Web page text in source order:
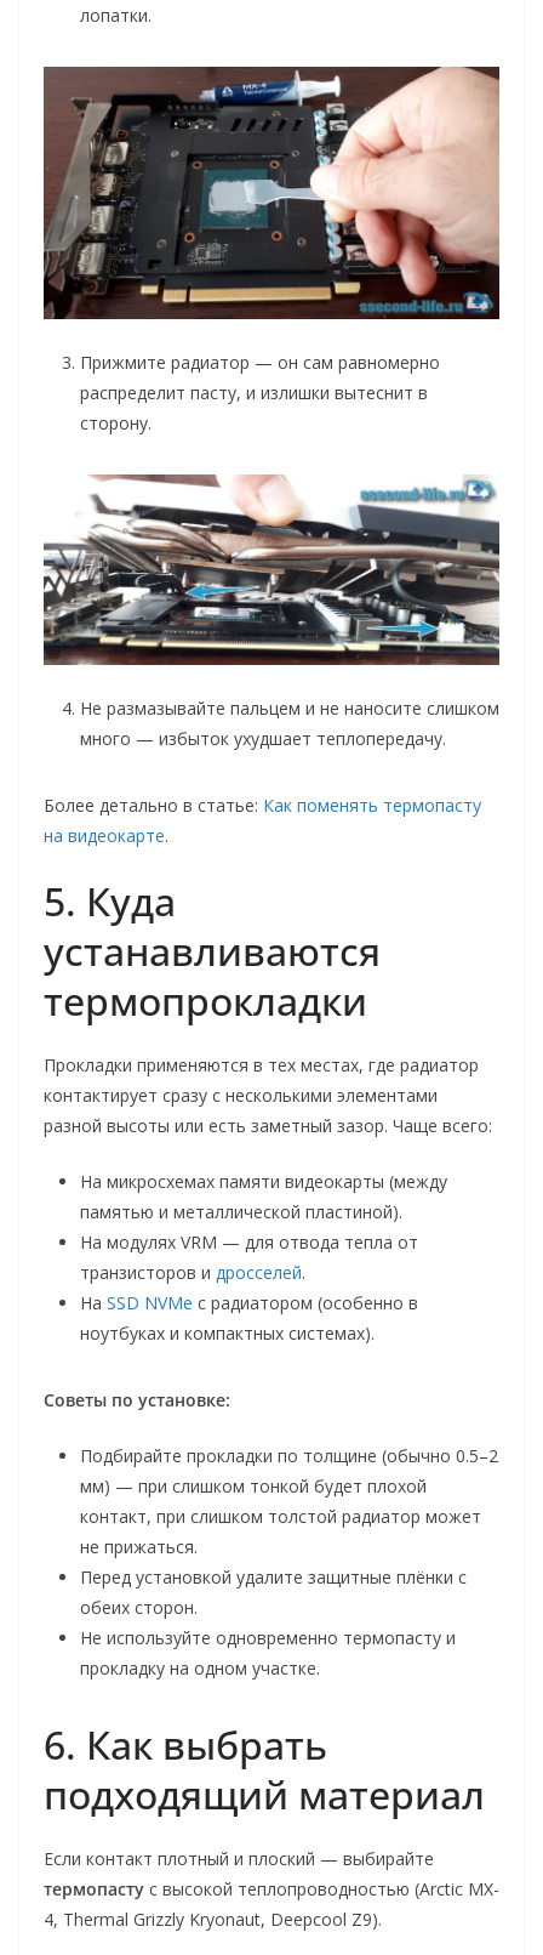
лопатки.
Прижмите радиатор — он сам равномерно
распределит пасту, и излишки вытеснит в
сторону.
Не размазывайте пальцем и не наносите слишком
много — избыток ухудшает теплопередачу.
Более детально в статье: Как поменять термопасту
на видеокарте.
5. Куда
устанавливаются
термопрокладки
Прокладки применяются в тех местах, где радиатор
контактирует сразу с несколькими элементами
разной высоты или есть заметный зазор. Чаще всего:
На микросхемах памяти видеокарты (между
памятью и металлической пластиной).
На модулях VRM — для отвода тепла от
транзисторов и дросселей.
На SSD NVMe с радиатором (особенно в
ноутбуках и компактных системах).
Советы по установке:
Подбирайте прокладки по толщине (обычно 0.5–2
мм) — при слишком тонкой будет плохой
контакт, при слишком толстой радиатор может
не прижаться.
Перед установкой удалите защитные плёнки с
обеих сторон.
Не используйте одновременно термопасту и
прокладку на одном участке.
6. Как выбрать
подходящий материал
Если контакт плотный и плоский — выбирайте
термопасту с высокой теплопроводностью (Arctic MX-
4, Thermal Grizzly Kryonaut, Deepcool Z9).